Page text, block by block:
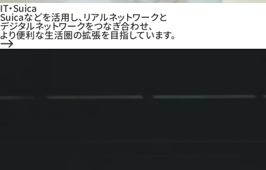
IT・Suica
Suicaなどを活用し、リアルネットワークと
デジタルネットワークをつなぎ合わせ、
より便利な生活圏の拡張を目指しています。